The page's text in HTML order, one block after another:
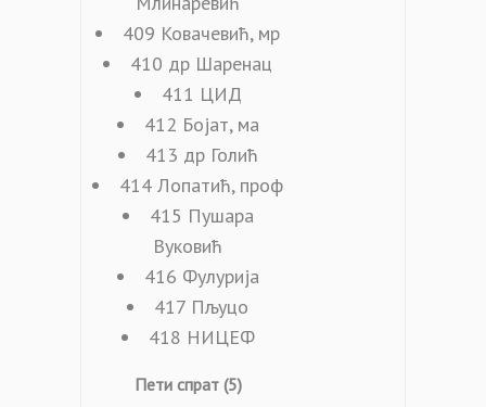
409 Ковачевић, мр
410 др Шаренац
411 ЦИД
412 Бојат, ма
413 др Голић
414 Лопатић, проф
415 Пушара
Вуковић
416 Фулурија
417 Пљуцо
418 НИЦЕФ
Пети спрат (5)